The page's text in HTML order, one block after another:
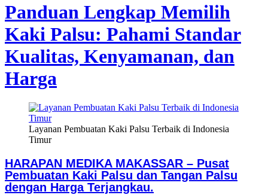
Panduan Lengkap Memilih
Kaki Palsu: Pahami Standar
Kualitas, Kenyamanan, dan
Harga
Layanan Pembuatan Kaki Palsu Terbaik di Indonesia
Timur
HARAPAN MEDIKA MAKASSAR – Pusat
Pembuatan Kaki Palsu dan Tangan Palsu
dengan Harga Terjangkau.